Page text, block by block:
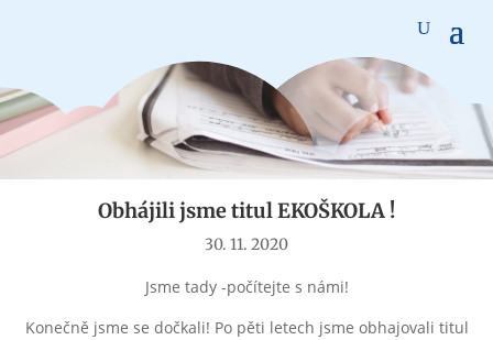
Aktuality
Obhájili jsme titul EKOŠKOLA !
30. 11. 2020
Jsme tady -počítejte s námi!
Konečně jsme se dočkali! Po pěti letech jsme obhajovali titul